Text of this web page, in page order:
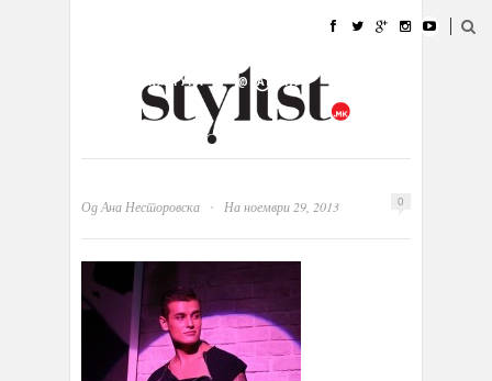
УБАВИНА
КУЛТУРА @РАБОТА
ИЗЛОГ
0
ОдАна Несторовска · На ноември 29, 2013